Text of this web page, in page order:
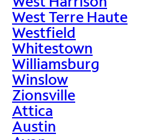
West Terre Haute
Westfield
Whitestown
Williamsburg
Winslow
Zionsville
Attica
Austin